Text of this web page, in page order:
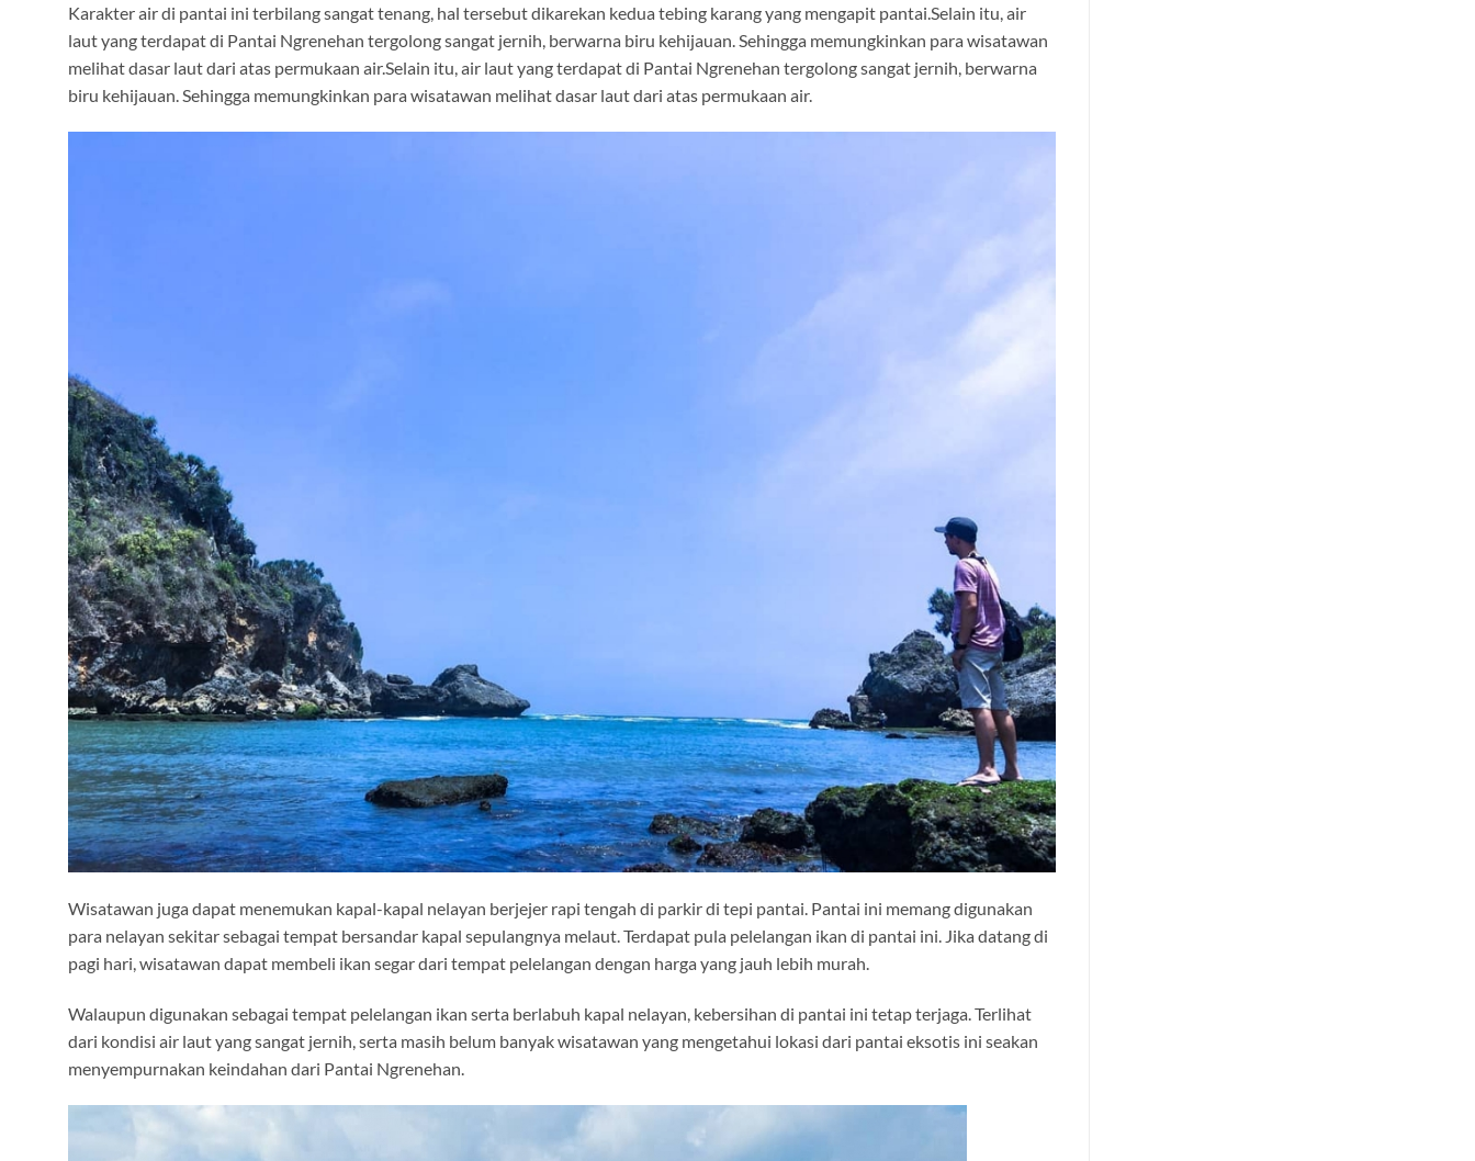
Karakter air di pantai ini terbilang sangat tenang, hal tersebut dikarekan kedua tebing karang yang mengapit pantai.Selain itu, air
laut yang terdapat di Pantai Ngrenehan tergolong sangat jernih, berwarna biru kehijauan. Sehingga memungkinkan para wisatawan
melihat dasar laut dari atas permukaan air.Selain itu, air laut yang terdapat di Pantai Ngrenehan tergolong sangat jernih, berwarna
biru kehijauan. Sehingga memungkinkan para wisatawan melihat dasar laut dari atas permukaan air.
Wisatawan juga dapat menemukan kapal-kapal nelayan berjejer rapi tengah di parkir di tepi pantai. Pantai ini memang digunakan
para nelayan sekitar sebagai tempat bersandar kapal sepulangnya melaut. Terdapat pula pelelangan ikan di pantai ini. Jika datang di
pagi hari, wisatawan dapat membeli ikan segar dari tempat pelelangan dengan harga yang jauh lebih murah.
Walaupun digunakan sebagai tempat pelelangan ikan serta berlabuh kapal nelayan, kebersihan di pantai ini tetap terjaga. Terlihat
dari kondisi air laut yang sangat jernih, serta masih belum banyak wisatawan yang mengetahui lokasi dari pantai eksotis ini seakan
menyempurnakan keindahan dari Pantai Ngrenehan.